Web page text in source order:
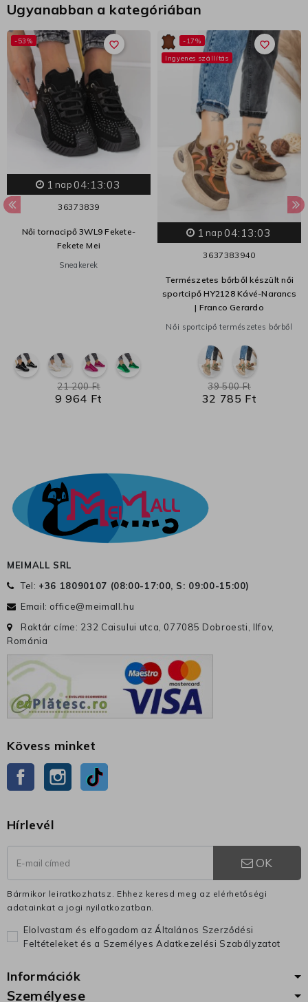
Ugyanabban a kategóriában
favorite_border
-53%
1 nap 04:13:02
36373839
Női tornacipő 3WL9 Fekete-
Fekete Mei
Sneakerek
9 964 Ft
21 200 Ft
favorite_border
-17%
Ingyenes szállítás
1 nap 04:13:02
3637383940
Természetes bőrből készült női
sportcipő HY2128 Kávé-Narancs
| Franco Gerardo
Női sportcipő természetes bőrből
32 785 Ft
39 500 Ft
MEIMALL SRL
Tel: +36 18090107 (08:00-17:00, S: 09:00-15:00)
Email: office@meimall.hu
Raktár címe: 232 Caisului utca, 077085 Dobroesti, Ilfov,
Románia
Kövess minket
Facebook Instagram
Hírlevél
OK
Bármikor leiratkozhatsz. Ehhez keresd meg az elérhetőségi
adatainkat a jogi nyilatkozatban.
Elolvastam és elfogadom az Általános Szerződési
Feltételeket és a Személyes Adatkezelési Szabályzatot
Információk
Személyese